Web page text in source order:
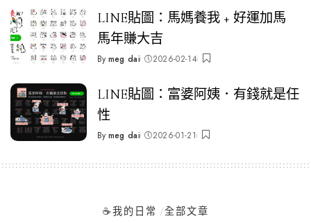
LINE貼圖：馬媽養我 + 好運加馬
馬年賺大吉
Posted
By meg dai 2026-02-14
LINE貼圖：富婆阿姨．有錢就是任
性
Posted
By meg dai 2026-01-21
☕️我的日常 全部文章